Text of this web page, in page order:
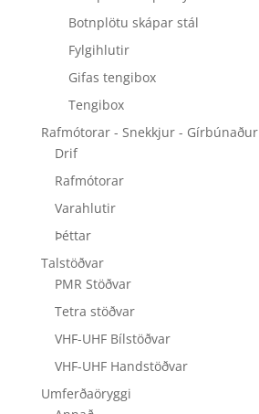
Botnplötu skápar stál
Fylgihlutir
Gifas tengibox
Tengibox
Rafmótorar - Snekkjur - Gírbúnaður
Drif
Rafmótorar
Varahlutir
Þéttar
Talstöðvar
PMR Stöðvar
Tetra stöðvar
VHF-UHF Bílstöðvar
VHF-UHF Handstöðvar
Umferðaöryggi